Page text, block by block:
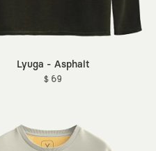
Lyuga - Asphalt
$ 69